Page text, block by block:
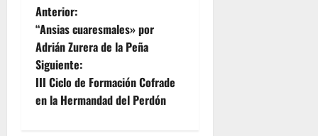
N
a
v
e
Anterior:
“Ansias cuaresmales» por
Adrián Zurera de la Peña
Siguiente:
III Ciclo de Formación Cofrade
en la Hermandad del Perdón